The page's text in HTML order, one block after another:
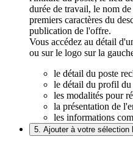
durée de travail, le nom
premiers caractères du
publication de l'offre.
Vous accédez au détail
ou sur le logo sur la
le détail du poste
le détail du profil du
les modalités pour
la présentation de
les informations
5. Ajouter à votre